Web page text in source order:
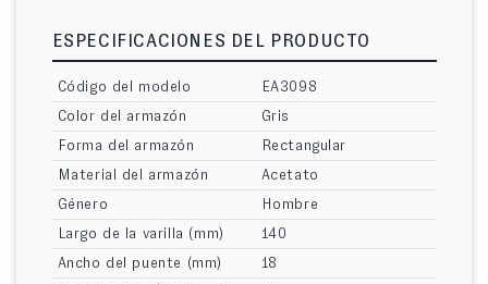
ESPECIFICACIONES DEL PRODUCTO
Código del modelo
EA3098
Color del armazón
Gris
Forma del armazón
Rectangular
Material del armazón
Acetato
Género
Hombre
Largo de la varilla (mm)
140
Ancho del puente (mm)
18